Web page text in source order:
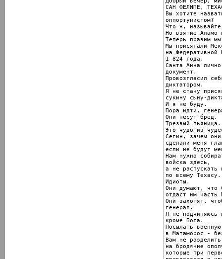
САН ФЕЛИПЕ,
Вы хотите
оппортунистом?
Что ж,
Но взятие Аламо
Теперь правим
Мы присягали
на Федеративной
1 824 года.
Санта Анна
документ.
Провозгласил
диктатором.
Я не стану
сукину сыну-
И я не буду.
Пора идти,
Они несут бред.
Трезвый пьяница.
Это чудо из
Сегин, зачем они
сделали меня
если не будут
Нам нужно
войска здесь,
а не распускать
по всему Техасу.
Идиоты.
Они думают, что
отдаст им часть
Они захотят,
генерал.
Я не подчиняюсь
кроме Бога.
Посылать
в Матаморос -
Вам не
на бродячие
которые при